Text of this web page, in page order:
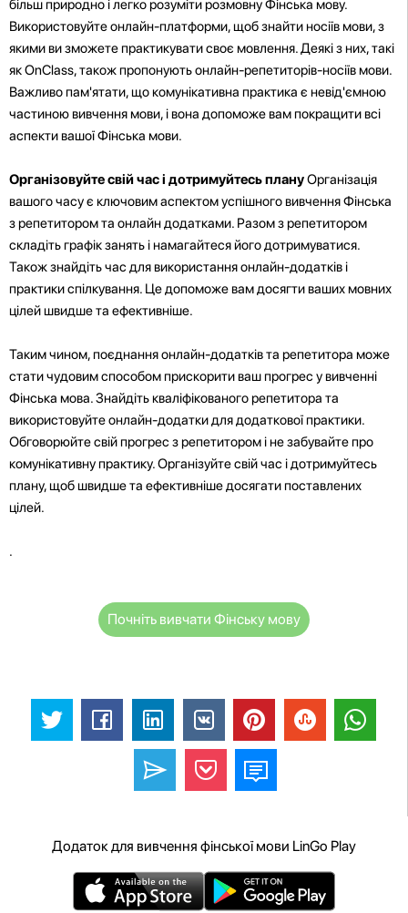
більш природно і легко розуміти розмовну Фінська мову.
Використовуйте онлайн-платформи, щоб знайти носіїв мови, з
якими ви зможете практикувати своє мовлення. Деякі з них, такі
як OnClass, також пропонують онлайн-репетиторів-носіїв мови.
Важливо пам'ятати, що комунікативна практика є невід'ємною
частиною вивчення мови, і вона допоможе вам покращити всі
аспекти вашої Фінська мови.
Організовуйте свій час і дотримуйтесь плануОрганізація
вашого часу є ключовим аспектом успішного вивчення Фінська
з репетитором та онлайн додатками. Разом з репетитором
складіть графік занять і намагайтеся його дотримуватися.
Також знайдіть час для використання онлайн-додатків і
практики спілкування. Це допоможе вам досягти ваших мовних
цілей швидше та ефективніше.
Таким чином, поєднання онлайн-додатків та репетитора може
стати чудовим способом прискорити ваш прогрес у вивченні
Фінська мова. Знайдіть кваліфікованого репетитора та
використовуйте онлайн-додатки для додаткової практики.
Обговорюйте свій прогрес з репетитором і не забувайте про
комунікативну практику. Організуйте свій час і дотримуйтесь
плану, щоб швидше та ефективніше досягати поставлених
цілей.
.
Почніть вивчати Фінську мову
Додаток для вивчення фінської мови LinGo Play